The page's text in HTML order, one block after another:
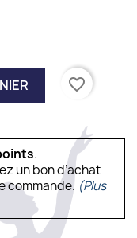
favorite_border
.
un bon d’achat
commande. (Plus